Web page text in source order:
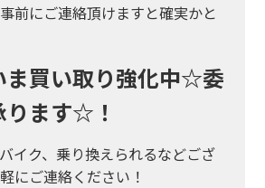
前にご連絡頂けますと確実かと
ま買い取り強化中☆委
ります☆！
イク、乗り換えられるなどござ
にご連絡ください！